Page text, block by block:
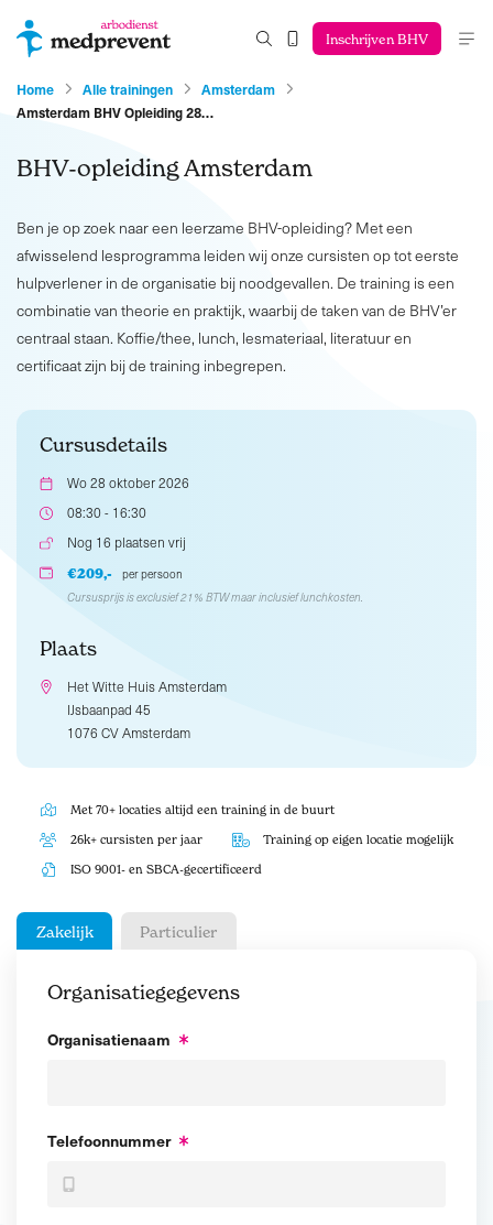
Inschrijven BHV
Home Alle trainingen
Amsterdam
Amsterdam BHV Opleiding 28…
BHV-opleiding Amsterdam
Ben je op zoek naar een leerzame BHV-opleiding? Met een
afwisselend lesprogramma leiden wij onze cursisten op tot eerste
hulpverlener in de organisatie bij noodgevallen. De training is een
combinatie van theorie en praktijk, waarbij de taken van de BHV’er
centraal staan. Koffie/thee, lunch, lesmateriaal, literatuur en
certificaat zijn bij de training inbegrepen.
Cursusdetails
Wo 28 oktober 2026
08:30 - 16:30
Nog 16 plaatsen vrij
€209,-
per persoon
Cursusprijs is exclusief 21% BTW maar inclusief lunchkosten.
Plaats
Het Witte Huis Amsterdam
IJsbaanpad 45
1076 CV Amsterdam
Met 70+ locaties altijd een training in de buurt
26k+ cursisten per jaar Training op eigen locatie mogelijk
ISO 9001- en SBCA-gecertificeerd
Zakelijk Particulier
Organisatiegegevens
Organisatienaam
Telefoonnummer